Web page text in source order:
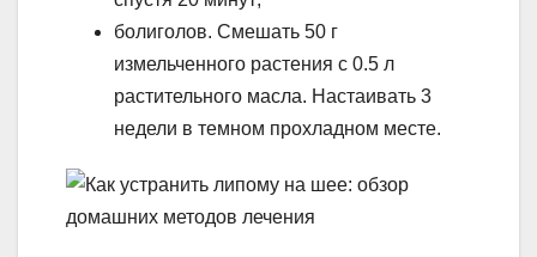
болиголов. Смешать 50 г
измельченного растения с 0.5 л
растительного масла. Настаивать 3
недели в темном прохладном месте.